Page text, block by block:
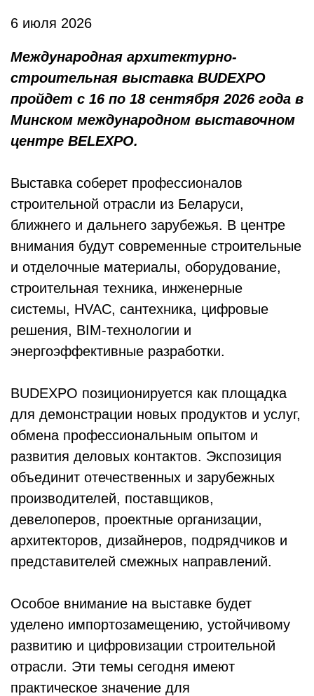
6 июля 2026
Международная архитектурно-
строительная выставка BUDEXPO
пройдет с 16 по 18 сентября 2026 года в
Минском международном выставочном
центре BELEXPO.
Выставка соберет профессионалов
строительной отрасли из Беларуси,
ближнего и дальнего зарубежья. В центре
внимания будут современные строительные
и отделочные материалы, оборудование,
строительная техника, инженерные
системы, HVAC, сантехника, цифровые
решения, BIM-технологии и
энергоэффективные разработки.
BUDEXPO позиционируется как площадка
для демонстрации новых продуктов и услуг,
обмена профессиональным опытом и
развития деловых контактов. Экспозиция
объединит отечественных и зарубежных
производителей, поставщиков,
девелоперов, проектные организации,
архитекторов, дизайнеров, подрядчиков и
представителей смежных направлений.
Особое внимание на выставке будет
уделено импортозамещению, устойчивому
развитию и цифровизации строительной
отрасли. Эти темы сегодня имеют
практическое значение для